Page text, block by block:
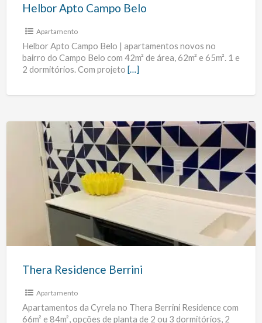
Helbor Apto Campo Belo
Apartamento
Helbor Apto Campo Belo | apartamentos novos no
bairro do Campo Belo com 42m² de área, 62m² e 65m². 1 e
2 dormitórios. Com projeto […]
Residence
Thera Residence Berrini
Apartamento
Apartamentos da Cyrela no Thera Berrini Residence com
66m² e 84m², opções de planta de 2 ou 3 dormitórios, 2